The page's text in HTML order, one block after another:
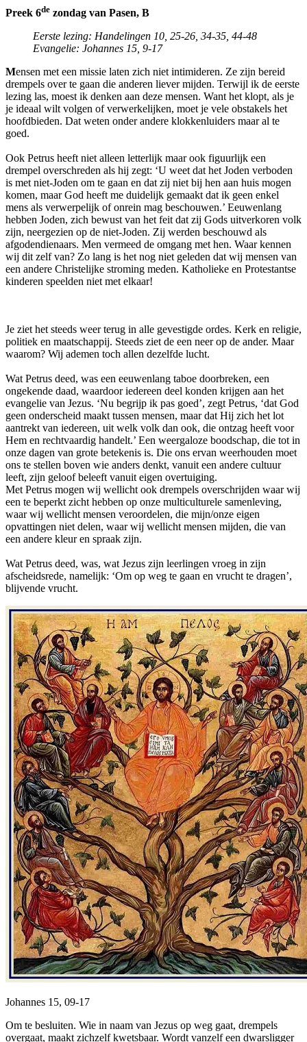
Preek 6de zondag van Pasen, B
Eerste lezing: Handelingen 10, 25-26, 34-35, 44-48
Evangelie: Johannes 15, 9-17
Mensen met een missie laten zich niet intimideren. Ze zijn bereid
drempels over te gaan die anderen liever mijden. Terwijl ik de eerste
lezing las, moest ik denken aan deze mensen. Want het klopt, als je
je ideaal wilt volgen of verwerkelijken, moet je vele obstakels het
hoofdbieden. Dat weten onder andere klokkenluiders maar al te
goed.
Ook Petrus heeft niet alleen letterlijk maar ook figuurlijk een
drempel overschreden als hij zegt: ‘U weet dat het Joden verboden
is met niet-Joden om te gaan en dat zij niet bij hen aan huis mogen
komen, maar God heeft me duidelijk gemaakt dat ik geen enkel
mens als verwerpelijk of onrein mag beschouwen.’ Eeuwenlang
hebben Joden, zich bewust van het feit dat zij Gods uitverkoren volk
zijn, neergezien op de niet-Joden. Zij werden beschouwd als
afgodendienaars. Men vermeed de omgang met hen. Waar kennen
wij dit zelf van? Zo lang is het nog niet geleden dat wij mensen van
een andere Christelijke stroming meden. Katholieke en Protestantse
kinderen speelden niet met elkaar!
Je ziet het steeds weer terug in alle gevestigde ordes. Kerk en religie,
politiek en maatschappij. Steeds ziet de een neer op de ander. Maar
waarom? Wij ademen toch allen dezelfde lucht.
Wat Petrus deed, was een eeuwenlang taboe doorbreken, een
ongekende daad, waardoor iedereen deel konden krijgen aan het
evangelie van Jezus. ‘Nu begrijp ik pas goed’, zegt Petrus, ‘dat God
geen onderscheid maakt tussen mensen, maar dat Hij zich het lot
aantrekt van iedereen, uit welk volk dan ook, die ontzag heeft voor
Hem en rechtvaardig handelt.’ Een weergaloze boodschap, die tot in
onze dagen van grote betekenis is. Die ons ervan weerhouden moet
ons te stellen boven wie anders denkt, vanuit een andere cultuur
leeft, zijn geloof beleeft vanuit eigen overtuiging.
Met Petrus mogen wij wellicht ook drempels overschrijden waar wij
een te beperkt zicht hebben op onze multiculturele samenleving,
waar wij wellicht mensen veroordelen, die mijn/onze eigen
opvattingen niet delen, waar wij wellicht mensen mijden, die van
een andere kleur en spraak zijn.
Wat Petrus deed, was, wat Jezus zijn leerlingen vroeg in zijn
afscheidsrede, namelijk: ‘Om op weg te gaan en vrucht te dragen’,
blijvende vrucht.
Johannes 15, 09-17
Om te besluiten. Wie in naam van Jezus op weg gaat, drempels
overgaat, maakt zichzelf kwetsbaar. Wordt vanzelf een dwarsligger